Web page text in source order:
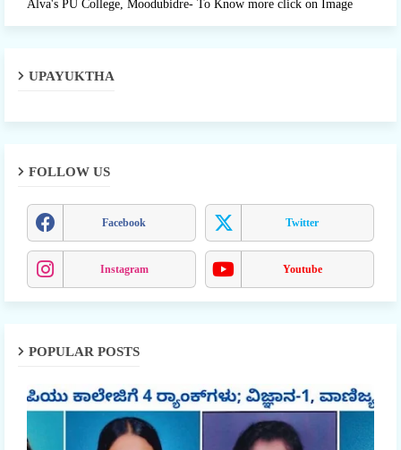
Alva's PU College, Moodubidre- To Know more click on Image
UPAYUKTHA
FOLLOW US
Facebook Twitter
Instagram Youtube
POPULAR POSTS